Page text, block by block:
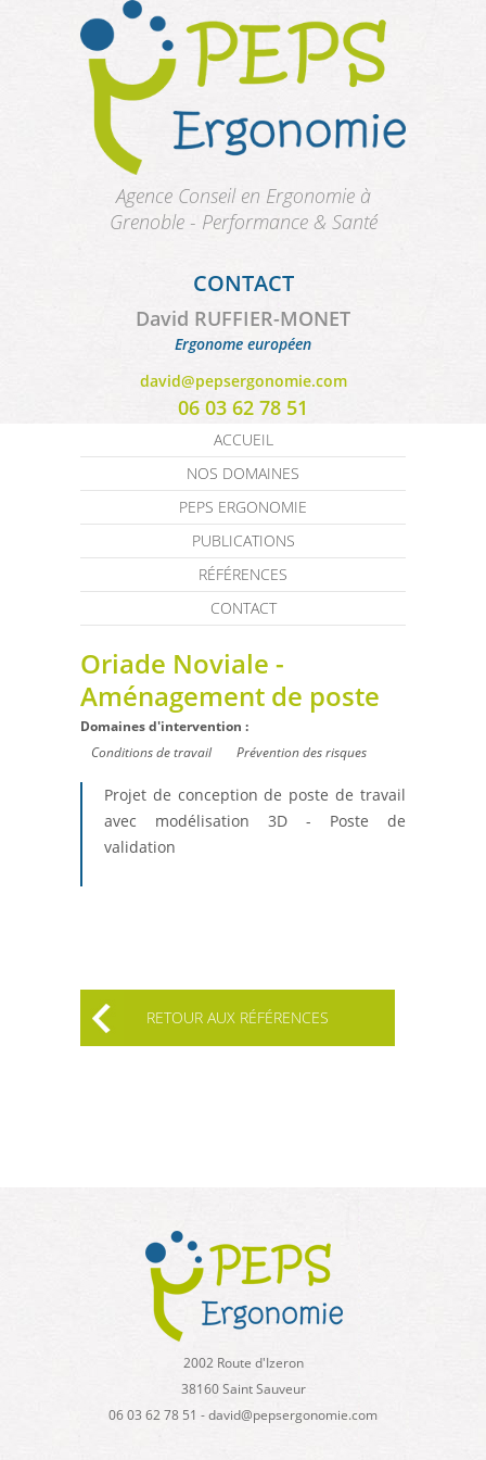
Aller au contenu principal
Agence Conseil en Ergonomie à
Grenoble - Performance & Santé
CONTACT
David RUFFIER-MONET
Ergonome européen
david@pepsergonomie.com
06 03 62 78 51
ACCUEIL
NOS DOMAINES
PEPS ERGONOMIE
PUBLICATIONS
RÉFÉRENCES
CONTACT
Oriade Noviale -
Aménagement de poste
Domaines d'intervention :
Conditions de travail
Prévention des risques
Projet de conception de poste de travail
avec modélisation 3D - Poste de
validation
RETOUR AUX RÉFÉRENCES
2002 Route d'Izeron
38160 Saint Sauveur
06 03 62 78 51 - david@pepsergonomie.com